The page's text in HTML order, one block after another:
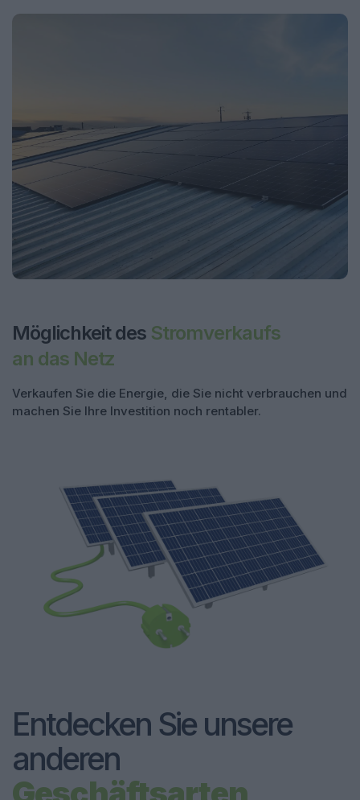
Möglichkeit des Stromverkaufs
an das Netz
Verkaufen Sie die Energie, die Sie nicht verbrauchen und
machen Sie Ihre Investition noch rentabler.
Entdecken Sie unsere
anderen